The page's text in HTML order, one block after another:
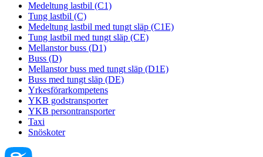
Medeltung lastbil (C1)
Tung lastbil (C)
Medeltung lastbil med tungt släp (C1E)
Tung lastbil med tungt släp (CE)
Mellanstor buss (D1)
Buss (D)
Mellanstor buss med tungt släp (D1E)
Buss med tungt släp (DE)
Yrkesförarkompetens
YKB godstransporter
YKB persontransporter
Taxi
Snöskoter